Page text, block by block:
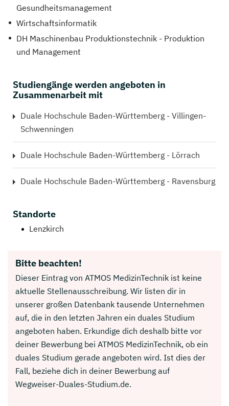
Gesundheitsmanagement
Wirtschaftsinformatik
DH Maschinenbau Produktionstechnik - Produktion
und Management
Studiengänge werden angeboten in
Zusammenarbeit mit
Duale Hochschule Baden-Württemberg - Villingen-
Schwenningen
Duale Hochschule Baden-Württemberg - Lörrach
Duale Hochschule Baden-Württemberg - Ravensburg
Standorte
Lenzkirch
Bitte beachten!
Dieser Eintrag von ATMOS MedizinTechnik ist keine
aktuelle Stellenausschreibung. Wir listen dir in
unserer großen Datenbank tausende Unternehmen
auf, die in den letzten Jahren ein duales Studium
angeboten haben. Erkundige dich deshalb bitte vor
deiner Bewerbung bei ATMOS MedizinTechnik, ob ein
duales Studium gerade angeboten wird. Ist dies der
Fall, beziehe dich in deiner Bewerbung auf
Wegweiser-Duales-Studium.de.